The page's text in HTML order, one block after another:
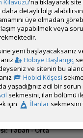
Cyprichromis
leptosoma
Cyprichromis
microlepidotus
BALIK BULUCU
Tanganyika Gölü
Bölgeler.
Otçul
Agresif
Taban - Orta
Kılavuzu'na tıklayarak
daha detaylı bilgi
üye olmadan
yapabilmek veya
yeni başlayacaksanız
Hobiye Başlangıç
ve sitenin bu
Hobici Köşesi
yaşadığınız acil bir
sekmesini, ilan bölümü
için
İlanlar sekmesini